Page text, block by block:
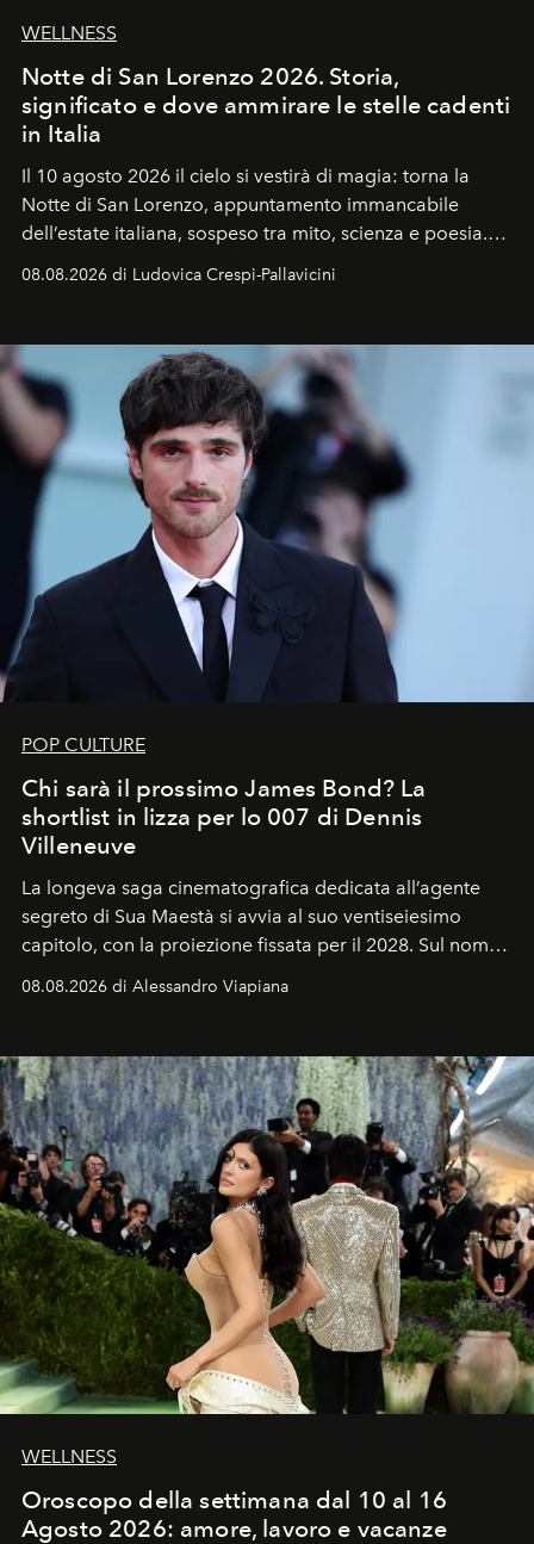
WELLNESS
Notte di San Lorenzo 2026. Storia,
significato e dove ammirare le stelle cadenti
in Italia
Il 10 agosto 2026 il cielo si vestirà di magia: torna la
Notte di San Lorenzo, appuntamento immancabile
dell’estate italiana, sospeso tra mito, scienza e poesia.
Sarà il momento in cui gli occhi si alzano verso la volta
celeste per seguire il passaggio delle
all’universo i desideri più segreti
08.08.2026 di Ludovica Crespi-Pallavicini
POP CULTURE
Chi sarà il prossimo James Bond? La
shortlist in lizza per lo 007 di Dennis
Villeneuve
La longeva saga cinematografica dedicata all’agente
segreto di Sua Maestà si avvia al suo ventiseiesimo
capitolo, con la proiezione fissata per il 2028. Sul nome
dell’attore chiamato a raccogliere l’eredità di Daniel
Craig, però, regna ancora il più assoluto riserbo.
08.08.2026 di Alessandro Viapiana
WELLNESS
Oroscopo della settimana dal 10 al 16
Agosto 2026: amore, lavoro e vacanze